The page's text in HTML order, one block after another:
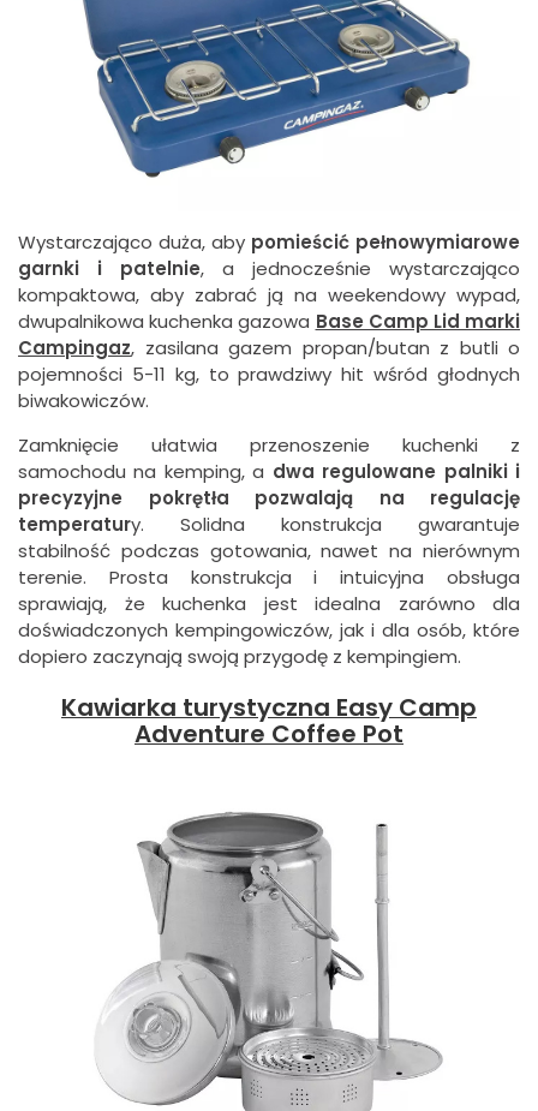
Wystarczająco duża, aby pomieścić pełnowymiarowe
garnki i patelnie, a jednocześnie wystarczająco
kompaktowa, aby zabrać ją na weekendowy wypad,
dwupalnikowa kuchenka gazowa Base Camp Lid marki
Campingaz, zasilana gazem propan/butan z butli o
pojemności 5-11 kg, to prawdziwy hit wśród głodnych
biwakowiczów.
Zamknięcie ułatwia przenoszenie kuchenki z
samochodu na kemping, a dwa regulowane palniki i
precyzyjne pokrętła pozwalają na regulację
temperatury. Solidna konstrukcja gwarantuje
stabilność podczas gotowania, nawet na nierównym
terenie. Prosta konstrukcja i intuicyjna obsługa
sprawiają, że kuchenka jest idealna zarówno dla
doświadczonych kempingowiczów, jak i dla osób, które
dopiero zaczynają swoją przygodę z kempingiem.
Kawiarka turystyczna Easy Camp
Adventure Coffee Pot